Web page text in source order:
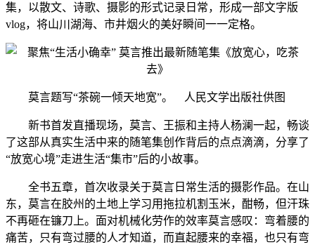
集，以散文、诗歌、摄影的形式记录日常，形成一部文字版
vlog，将山川湖海、市井烟火的美好瞬间一一定格。
莫言题写“茶碗一倾天地宽”。 人民文学出版社供图
新书首发直播现场，莫言、王振和主持人杨澜一起，畅谈
了这部从真实生活中来的随笔集创作背后的点点滴滴，分享了
“放宽心境”走进生活“集市”后的小故事。
全书五章，首次收录关于莫言日常生活的摄影作品。在山
东，莫言在胶州的土地上学习用拖拉机割玉米，酣畅，但汗珠
不再砸在镰刀上。面对机械化劳作的效率莫言感叹：弯着腰的
痛苦，只有弯过腰的人才知道，而直起腰来的幸福，也只有弯